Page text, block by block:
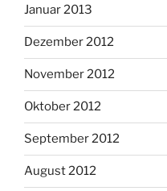
Januar 2013
Dezember 2012
November 2012
Oktober 2012
September 2012
August 2012